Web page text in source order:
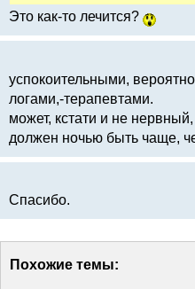
Это как-то лечится?
успокоительными,
логами,-терапевтами.
может, кстати и не
должен ночью быть чаще,
Спасибо.
Похожие темы: